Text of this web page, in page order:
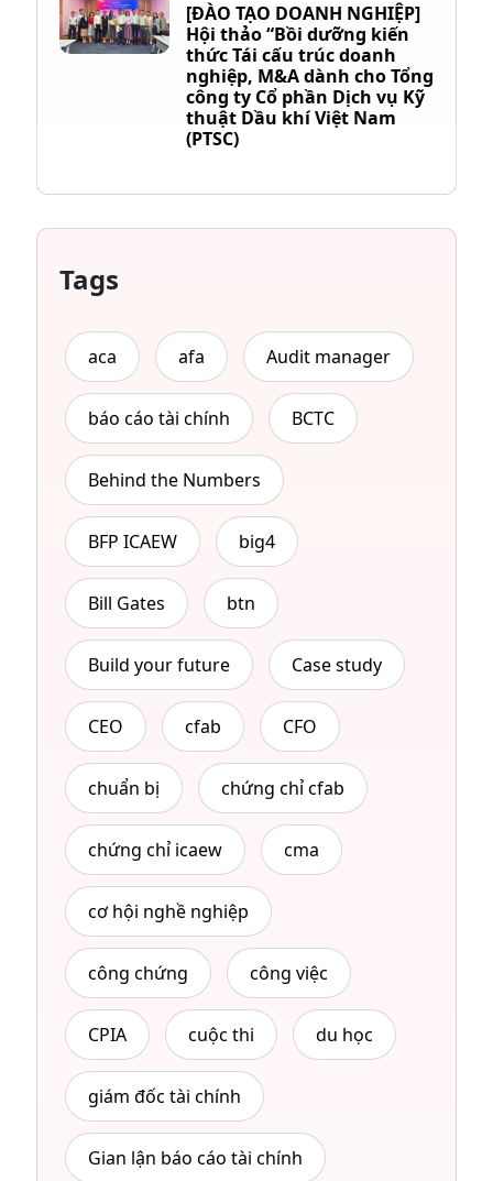
[ĐÀO TẠO DOANH NGHIỆP]
Hội thảo “Bồi dưỡng kiến
thức Tái cấu trúc doanh
nghiệp, M&A dành cho Tổng
công ty Cổ phần Dịch vụ Kỹ
thuật Dầu khí Việt Nam
(PTSC)
Tags
aca afa Audit manager
báo cáo tài chính BCTC
Behind the Numbers
BFP ICAEW big4
Bill Gates btn
Build your future Case study
CEO cfab CFO
chuẩn bị chứng chỉ cfab
chứng chỉ icaew cma
cơ hội nghề nghiệp
công chứng công việc
CPIA cuộc thi du học
giám đốc tài chính
Gian lận báo cáo tài chính